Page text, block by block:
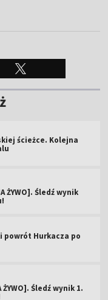
ścieżce. Kolejna
ŻYWO]. Śledź wynik
powrót Hurkacza po
Śledź wynik 1.